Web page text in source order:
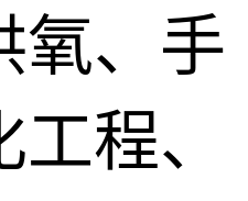
氧、手
程、